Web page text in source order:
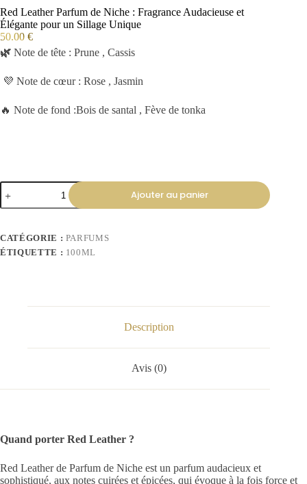
Red Leather Parfum de Niche : Fragrance Audacieuse et
Élégante pour un Sillage Unique
50.00 €
🌿 Note de tête : Prune , Cassis
💜 Note de cœur : Rose , Jasmin
🔥 Note de fond :Bois de santal , Fève de tonka
Ajouter au panier
CATÉGORIE : PARFUMS
ÉTIQUETTE : 100ML
Description
Avis (0)
Quand porter Red Leather ?
Red Leather de Parfum de Niche est un parfum audacieux et
sophistiqué, aux notes cuirées et épicées, qui évoque à la fois force et